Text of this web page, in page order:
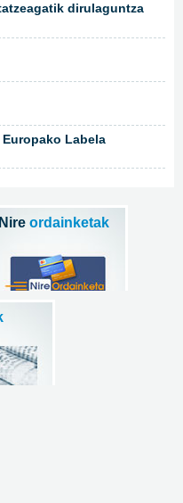
dirulaguntza
Labela
Nire ordainketak